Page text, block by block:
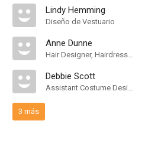
Lindy Hemming
Diseño de Vestuario
Anne Dunne
Hair Designer, Hairdresser
Debbie Scott
Assistant Costume Designer
3 más